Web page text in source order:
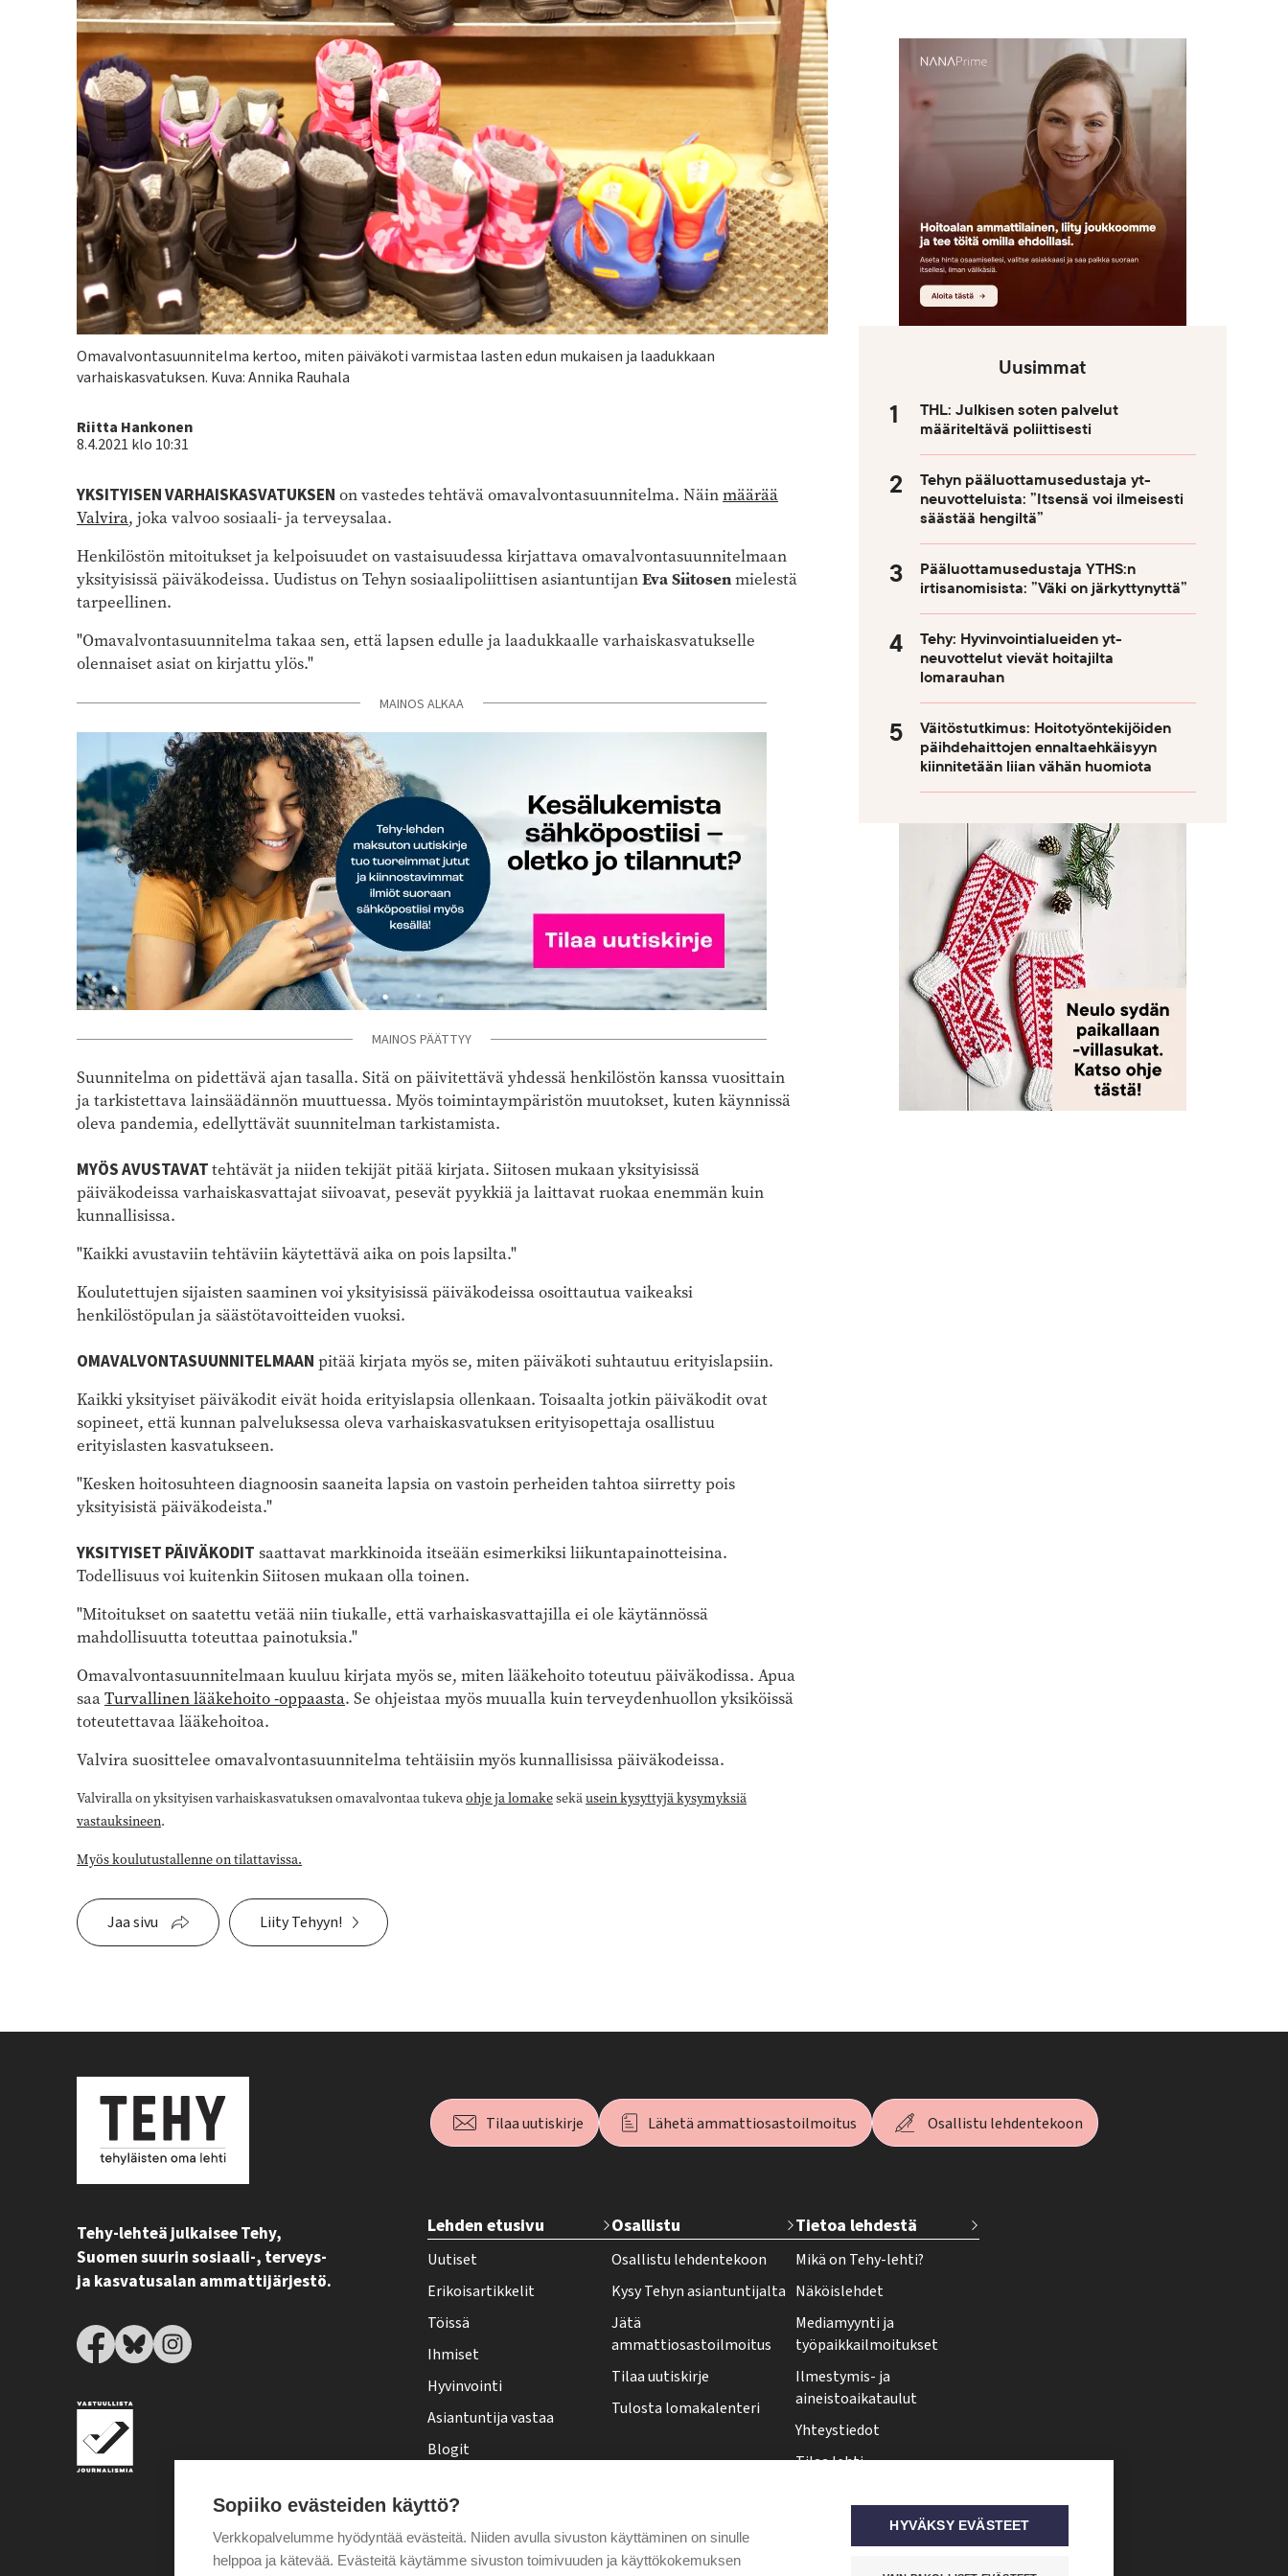
Kuvateksti
Omavalvontasuunnitelma kertoo, miten päiväkoti varmistaa lasten edun mukaisen ja laadukkaan
varhaiskasvatuksen. Kuva: Annika Rauhala
Kirjoittaja
Riitta Hankonen
8.4.2021 klo 10:31
YKSITYISEN VARHAISKASVATUKSEN on vastedes tehtävä omavalvontasuunnitelma. Näinmäärää
Valvira, joka valvoo sosiaali- ja terveysalaa.
Henkilöstön mitoitukset ja kelpoisuudet on vastaisuudessa kirjattava omavalvontasuunnitelmaan
yksityisissä päiväkodeissa. Uudistus on Tehyn sosiaalipoliittisen asiantuntijanEva Siitosenmielestä
tarpeellinen.
"Omavalvontasuunnitelma takaa sen, että lapsen edulle ja laadukkaalle varhaiskasvatukselle
olennaiset asiat on kirjattu ylös."
MAINOS ALKAA
MAINOS PÄÄTTYY
Suunnitelma on pidettävä ajan tasalla. Sitä on päivitettävä yhdessä henkilöstön kanssa vuosittain
ja tarkistettava lainsäädännön muuttuessa. Myös toimintaympäristön muutokset, kuten käynnissä
oleva pandemia, edellyttävät suunnitelman tarkistamista.
MYÖS AVUSTAVATtehtävät ja niiden tekijät pitää kirjata. Siitosen mukaan yksityisissä
päiväkodeissa varhaiskasvattajat siivoavat, pesevät pyykkiä ja laittavat ruokaa enemmän kuin
kunnallisissa.
"Kaikki avustaviin tehtäviin käytettävä aika on pois lapsilta."
Koulutettujen sijaisten saaminen voi yksityisissä päiväkodeissa osoittautua vaikeaksi
henkilöstöpulan ja säästötavoitteiden vuoksi.
OMAVALVONTASUUNNITELMAAN pitää kirjata myös se, miten päiväkoti suhtautuu erityislapsiin.
Kaikki yksityiset päiväkodit eivät hoida erityislapsia ollenkaan. Toisaalta jotkin päiväkodit ovat
sopineet, että kunnan palveluksessa oleva varhaiskasvatuksen erityisopettaja osallistuu
erityislasten kasvatukseen.
"Kesken hoitosuhteen diagnoosin saaneita lapsia on vastoin perheiden tahtoa siirretty pois
yksityisistä päiväkodeista."
YKSITYISET PÄIVÄKODIT saattavat markkinoida itseään esimerkiksi liikuntapainotteisina.
Todellisuus voi kuitenkin Siitosen mukaan olla toinen.
"Mitoitukset on saatettu vetää niin tiukalle, että varhaiskasvattajilla ei ole käytännössä
mahdollisuutta toteuttaa painotuksia."
Omavalvontasuunnitelmaan kuuluu kirjata myös se, miten lääkehoito toteutuu päiväkodissa. Apua
saaTurvallinen lääkehoito -oppaasta. Se ohjeistaa myös muualla kuin terveydenhuollon yksiköissä
toteutettavaa lääkehoitoa.
Valvira suosittelee omavalvontasuunnitelma tehtäisiin myös kunnallisissa päiväkodeissa.
Valviralla on yksityisen varhaiskasvatuksen omavalvontaa tukevaohje ja lomakesekäusein kysyttyjä kysymyksiä
vastauksineen.
Myös koulutustallenne on tilattavissa.
Jaa sivu Liity Tehyyn!
Uusimmat
THL: Julkisen soten palvelut
määriteltävä poliittisesti
Tehyn pääluottamusedustaja yt-
neuvotteluista: ”Itsensä voi ilmeisesti
säästää hengiltä”
Pääluottamusedustaja YTHS:n
irtisanomisista: ”Väki on järkyttynyttä”
Tehy: Hyvinvointialueiden yt-
neuvottelut vievät hoitajilta
lomarauhan
Väitöstutkimus: Hoitotyöntekijöiden
päihdehaittojen ennaltaehkäisyyn
kiinnitetään liian vähän huomiota
Tehy-lehteä julkaisee Tehy,
Suomen suurin sosiaali-, terveys-
ja kasvatusalan ammattijärjestö.
Tilaa uutiskirje Lähetä ammattiosastoilmoitus Osallistu lehdentekoon
e
h
y
-
l
e
h
t
f
o
Lehden etusivu
Uutiset
Erikoisartikkelit
Töissä
Ihmiset
Hyvinvointi
Asiantuntija vastaa
Blogit
Pääkirjoitus
Puheenjohtajalta
Osallistu
Osallistu lehdentekoon
Kysy Tehyn asiantuntijalta
Jätä
ammattiosastoilmoitus
Tilaa uutiskirje
Tulosta lomakalenteri
Tietoa lehdestä
Mikä on Tehy-lehti?
Näköislehdet
Mediamyynti ja
työpaikkailmoitukset
Ilmestymis- ja
aineistoaikataulut
Yhteystiedot
Tilaa lehti
Tehy-lehti somessa
Sopiiko evästeiden käyttö?
Verkkopalvelumme hyödyntää evästeitä. Niiden avulla sivuston käyttäminen on sinulle
helppoa ja kätevää. Evästeitä käytämme sivuston toimivuuden ja käyttökokemuksen
HYVÄKSY EVÄSTEET